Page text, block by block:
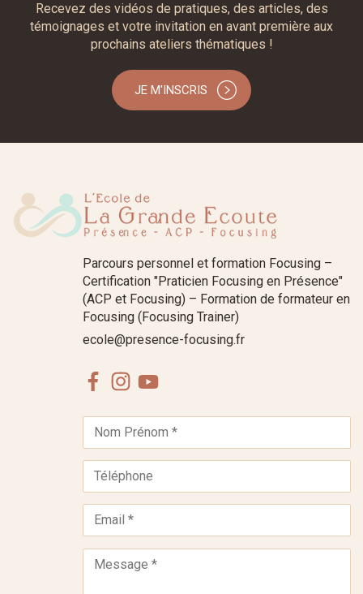
Recevez des vidéos de pratiques, des articles, des
témoignages et votre invitation en avant première aux
prochains ateliers thématiques !
JE M'INSCRIS
Parcours personnel et formation Focusing –
Certification "Praticien Focusing en Présence"
(ACP et Focusing) – Formation de formateur en
Focusing (Focusing Trainer)
ecole@presence-focusing.fr
FacebookInstagram